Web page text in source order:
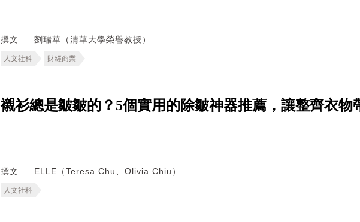
撰文 劉瑞華（清華大學榮譽教授）
人文社科 財經商業
襯衫總是皺皺的？5個實用的除皺神器推薦，讓整齊衣物
撰文 ELLE（Teresa Chu、Olivia Chiu）
人文社科